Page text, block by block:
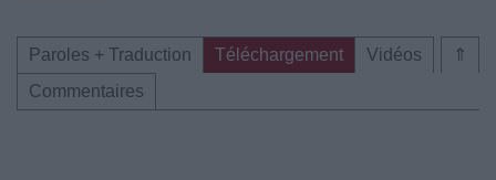
⇑
Paroles + Traduction Téléchargement
Vidéos
Commentaires